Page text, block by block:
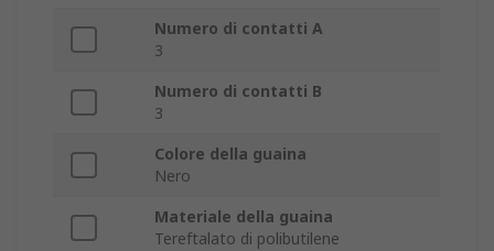
Numero di contatti A
3
Numero di contatti B
3
Colore della guaina
Nero
Materiale della guaina
Tereftalato di polibutilene